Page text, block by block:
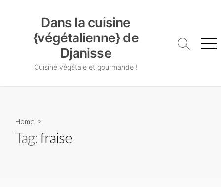
Dans la cuisine
{végétalienne} de
Djanisse
Cuisine végétale et gourmande !
Search
Home >
Tag:fraise